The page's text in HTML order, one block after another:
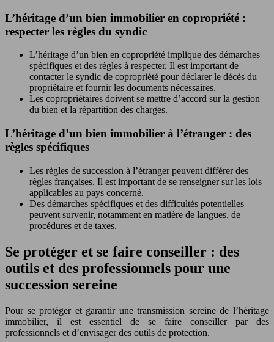
L’héritage d’un bien immobilier en copropriété :
respecter les règles du syndic
L’héritage d’un bien en copropriété implique des démarches
spécifiques et des règles à respecter. Il est important de
contacter le syndic de copropriété pour déclarer le décès du
propriétaire et fournir les documents nécessaires.
Les copropriétaires doivent se mettre d’accord sur la gestion
du bien et la répartition des charges.
L’héritage d’un bien immobilier à l’étranger : des
règles spécifiques
Les règles de succession à l’étranger peuvent différer des
règles françaises. Il est important de se renseigner sur les lois
applicables au pays concerné.
Des démarches spécifiques et des difficultés potentielles
peuvent survenir, notamment en matière de langues, de
procédures et de taxes.
Se protéger et se faire conseiller : des
outils et des professionnels pour une
succession sereine
Pour se protéger et garantir une transmission sereine de l’héritage
immobilier, il est essentiel de se faire conseiller par des
professionnels et d’envisager des outils de protection.